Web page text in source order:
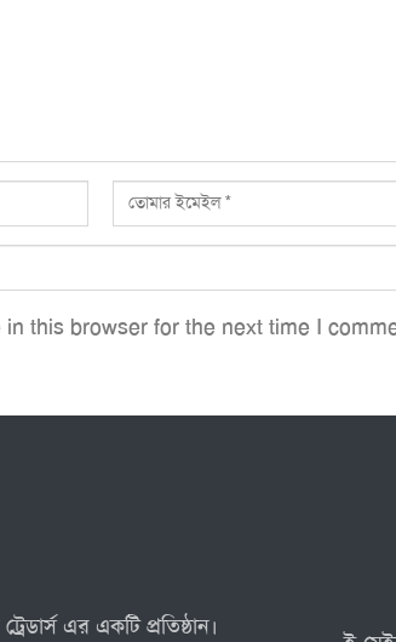
this browser for the next time I
এর একটি প্রতিষ্ঠান।